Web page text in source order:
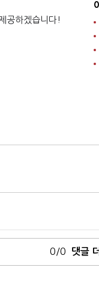
공하겠습니다!
0/0 댓글